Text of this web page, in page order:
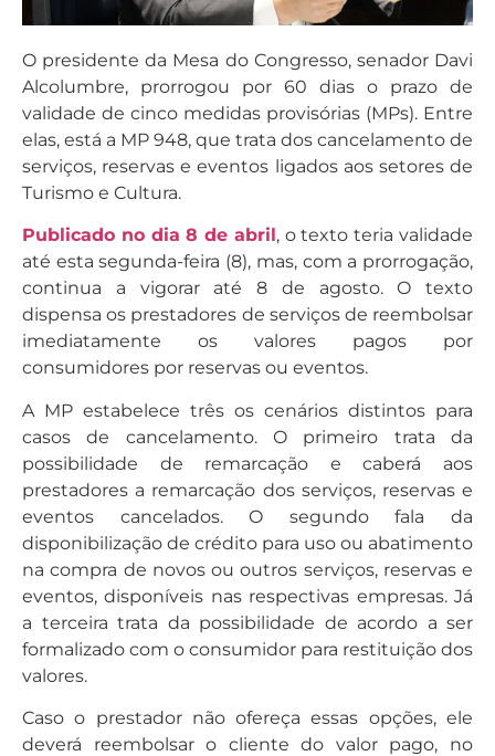
O presidente da Mesa do Congresso, senador Davi
Alcolumbre, prorrogou por 60 dias o prazo de
validade de cinco medidas provisórias (MPs). Entre
elas, está a MP 948, que trata dos cancelamento de
serviços, reservas e eventos ligados aos setores de
Turismo e Cultura.
Publicado no dia 8 de abril, o texto teria validade
até esta segunda-feira (8), mas, com a prorrogação,
continua a vigorar até 8 de agosto. O texto
dispensa os prestadores de serviços de reembolsar
imediatamente os valores pagos por
consumidores por reservas ou eventos.
A MP estabelece três os cenários distintos para
casos de cancelamento. O primeiro trata da
possibilidade de remarcação e caberá aos
prestadores a remarcação dos serviços, reservas e
eventos cancelados. O segundo fala da
disponibilização de crédito para uso ou abatimento
na compra de novos ou outros serviços, reservas e
eventos, disponíveis nas respectivas empresas. Já
a terceira trata da possibilidade de acordo a ser
formalizado com o consumidor para restituição dos
valores.
Caso o prestador não ofereça essas opções, ele
deverá reembolsar o cliente do valor pago, no